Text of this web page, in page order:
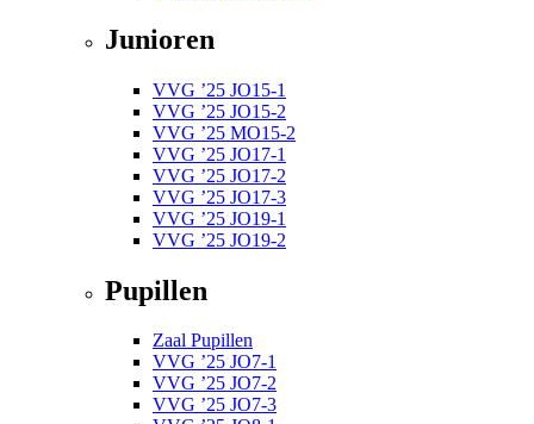
Junioren
VVG ’25 JO15-1
VVG ’25 JO15-2
VVG ’25 MO15-2
VVG ’25 JO17-1
VVG ’25 JO17-2
VVG ’25 JO17-3
VVG ’25 JO19-1
VVG ’25 JO19-2
Pupillen
Zaal Pupillen
VVG ’25 JO7-1
VVG ’25 JO7-2
VVG ’25 JO7-3